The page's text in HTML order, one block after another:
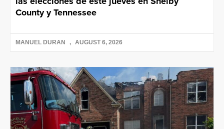
County y Tennessee
MANUEL DURAN AUGUST 6, 2026